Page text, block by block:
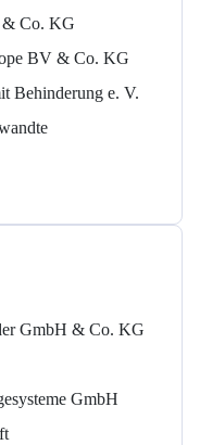
& Co. KG
BV & Co. KG
Behinderung e. V.
GmbH & Co. KG
GmbH